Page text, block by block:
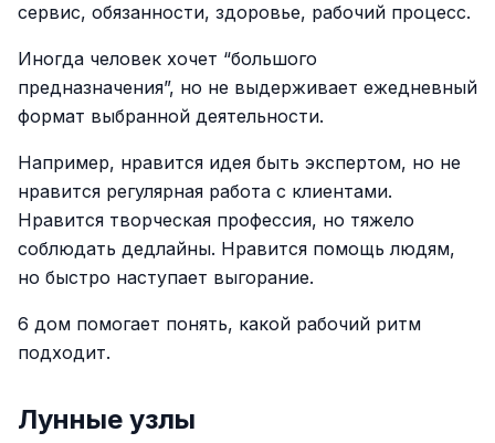
сервис, обязанности, здоровье, рабочий процесс.
Иногда человек хочет “большого
предназначения”, но не выдерживает ежедневный
формат выбранной деятельности.
Например, нравится идея быть экспертом, но не
нравится регулярная работа с клиентами.
Нравится творческая профессия, но тяжело
соблюдать дедлайны. Нравится помощь людям,
но быстро наступает выгорание.
6 дом помогает понять, какой рабочий ритм
подходит.
Лунные узлы